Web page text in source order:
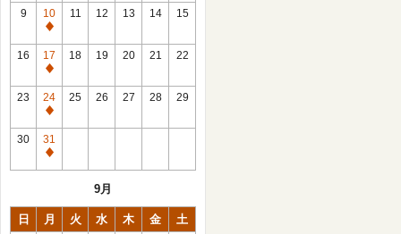
館
日
9
10
休
館
日
11 12 13 14 15
16
17
休
館
日
18 19 20 21 22
23
24
休
館
日
25 26 27 28 29
30
31
休
9月
日 月 火 水 木 金 土